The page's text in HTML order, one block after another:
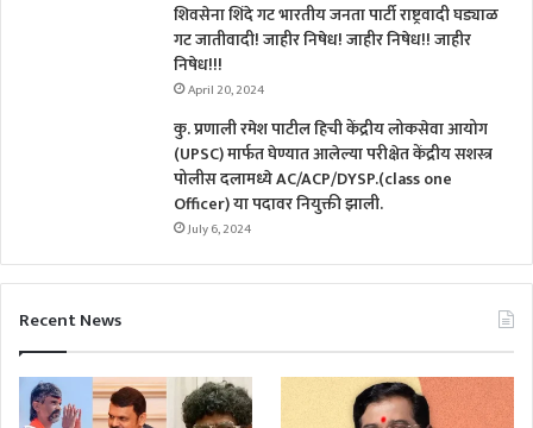
शिवसेना शिंदे गट भारतीय जनता पार्टी राष्ट्रवादी घड्याळ
गट जातीवादी! जाहीर निषेध! जाहीर निषेध!! जाहीर
निषेध!!!
April 20, 2024
कु. प्रणाली रमेश पाटील हिची केंद्रीय लोकसेवा आयोग
(UPSC) मार्फत घेण्यात आलेल्या परीक्षेत केंद्रीय सशस्त्र
पोलीस दलामध्ये AC/ACP/DYSP.(class one
Officer) या पदावर नियुक्ती झाली.
July 6, 2024
Recent News